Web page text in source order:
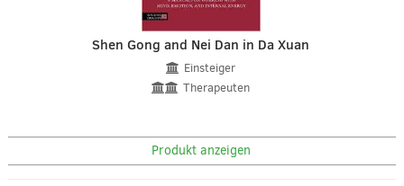
Shen Gong and Nei Dan in Da Xuan
Einsteiger
Therapeuten
Produkt anzeigen